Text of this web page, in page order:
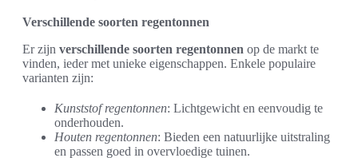
Verschillende soorten regentonnen
Er zijn verschillende soorten regentonnen op de markt te
vinden, ieder met unieke eigenschappen. Enkele populaire
varianten zijn:
Kunststof regentonnen: Lichtgewicht en eenvoudig te
onderhouden.
Houten regentonnen: Bieden een natuurlijke uitstraling
en passen goed in overvloedige tuinen.